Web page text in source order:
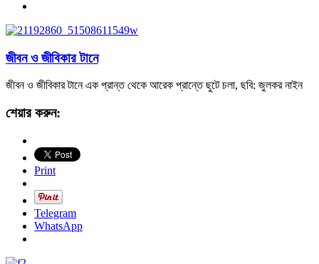
জীবন ও জীবিকার টানে
জীবন ও জীবিকার টানে এক প্রান্ত থেকে আরেক প্রান্তে ছুটে চলা, ছবি: জুলকর নাইন
শেয়ার করুন:
Print
Telegram
WhatsApp